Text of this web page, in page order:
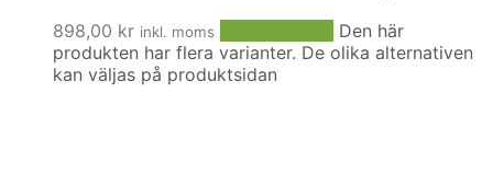
898,00 kr inkl. moms
Den här
produkten har flera varianter. De olika alternativen
kan väljas på produktsidan